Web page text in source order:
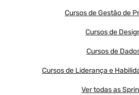
Cursos de Gestão de
Cursos de
Cursos de
Cursos de Liderança e
Ver todas as